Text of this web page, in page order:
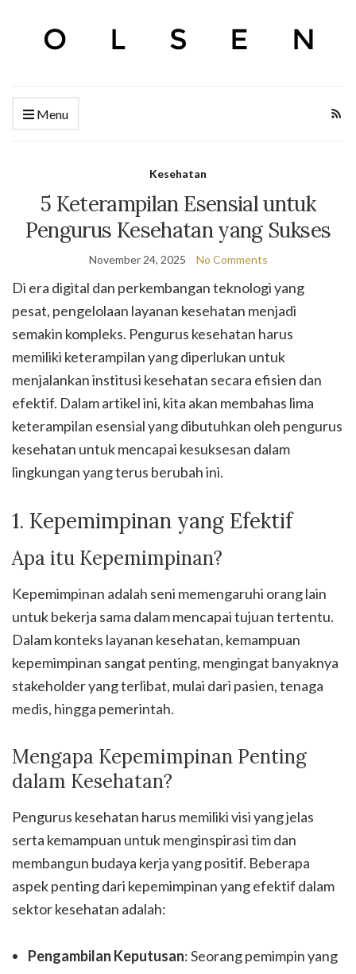
Menu
Kesehatan
5 Keterampilan Esensial untuk
Pengurus Kesehatan yang Sukses
November 24, 2025 No Comments
Di era digital dan perkembangan teknologi yang
pesat, pengelolaan layanan kesehatan menjadi
semakin kompleks. Pengurus kesehatan harus
memiliki keterampilan yang diperlukan untuk
menjalankan institusi kesehatan secara efisien dan
efektif. Dalam artikel ini, kita akan membahas lima
keterampilan esensial yang dibutuhkan oleh pengurus
kesehatan untuk mencapai kesuksesan dalam
lingkungan yang terus berubah ini.
1. Kepemimpinan yang Efektif
Apa itu Kepemimpinan?
Kepemimpinan adalah seni memengaruhi orang lain
untuk bekerja sama dalam mencapai tujuan tertentu.
Dalam konteks layanan kesehatan, kemampuan
kepemimpinan sangat penting, mengingat banyaknya
stakeholder yang terlibat, mulai dari pasien, tenaga
medis, hingga pemerintah.
Mengapa Kepemimpinan Penting
dalam Kesehatan?
Pengurus kesehatan harus memiliki visi yang jelas
serta kemampuan untuk menginspirasi tim dan
membangun budaya kerja yang positif. Beberapa
aspek penting dari kepemimpinan yang efektif dalam
sektor kesehatan adalah:
Pengambilan Keputusan: Seorang pemimpin yang